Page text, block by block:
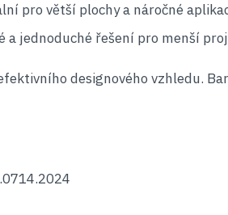
pro větší plochy a náročné
a jednoduché řešení pro menší
designového vzhledu.